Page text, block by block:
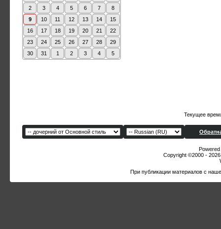
2
3 4 5 6 7
8
9
10 11 12 13 14
15
16
17 18 19 20 21
22
23
24 25 26 27 28
29
30
31 1 2 3 4 5
Текущее
Copyright ©2000 -
При публикации материалов с